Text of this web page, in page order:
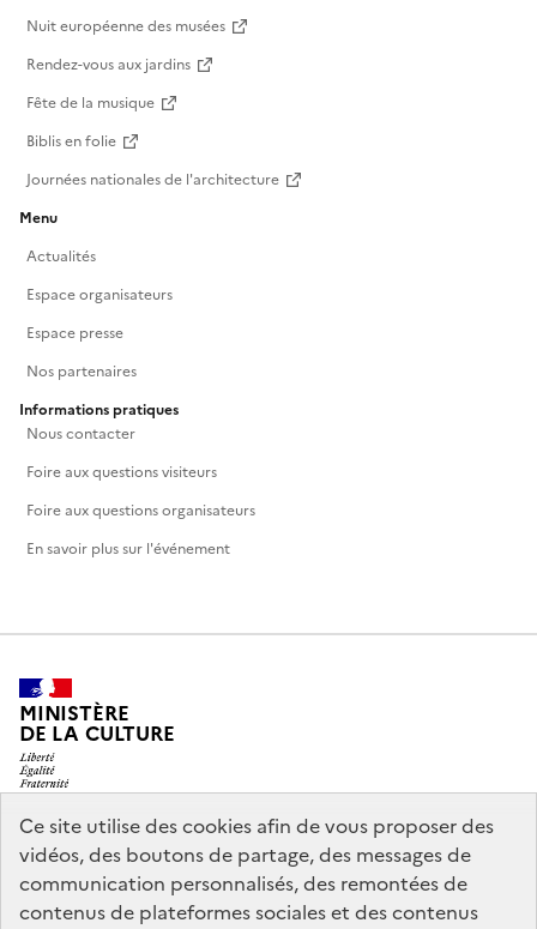
Ce site utilise des cookies afin de vous proposer des
vidéos, des boutons de partage, des messages de
communication personnalisés, des remontées de
contenus de plateformes sociales et des contenus
Nuit européenne des musées
Rendez-vous aux jardins
Fête de la musique
Biblis en folie
Journées nationales de l'architecture
Menu
Actualités
Espace organisateurs
Espace presse
Nos partenaires
Informations pratiques
Nous contacter
Foire aux questions visiteurs
Foire aux questions organisateurs
En savoir plus sur l'événement
MINISTÈRE
DE LA CULTURE
legifrance.gouv.fr
info.gouv.fr
service-public.gouv.fr
data.gouv.fr